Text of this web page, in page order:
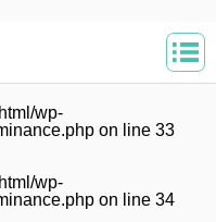
wp-
32
wp-
on line 33
wp-
on line 34